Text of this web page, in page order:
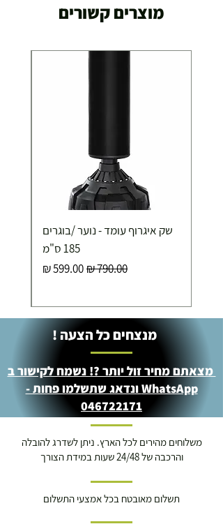
מוצרים קשורים
שק איגרוף עומד - נוער /בוגרים
185 ס"מ
מחיר רגילמחיר מבצע
מנצחים כל הצעה !
מצאתם מחיר זול יותר ?! נשמח לקישור ב
WhatsApp ונדאג שתשלמו פחות -
046722171
משלוחים מהירים לכל הארץ. ניתן לשדרג להובלה
והרכבה של 24/48 שעות במידת הצורך
תשלום מאובטח בכל אמצעי התשלום